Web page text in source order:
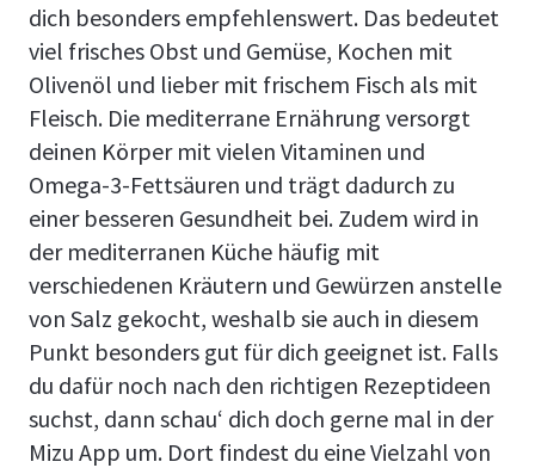
dich besonders empfehlenswert. Das bedeutet
viel frisches Obst und Gemüse, Kochen mit
Olivenöl und lieber mit frischem Fisch als mit
Fleisch. Die mediterrane Ernährung versorgt
deinen Körper mit vielen Vitaminen und
Omega-3-Fettsäuren und trägt dadurch zu
einer besseren Gesundheit bei. Zudem wird in
der mediterranen Küche häufig mit
verschiedenen Kräutern und Gewürzen anstelle
von Salz gekocht, weshalb sie auch in diesem
Punkt besonders gut für dich geeignet ist. Falls
du dafür noch nach den richtigen Rezeptideen
suchst, dann schau‘ dich doch gerne mal in der
Mizu App um. Dort findest du eine Vielzahl von